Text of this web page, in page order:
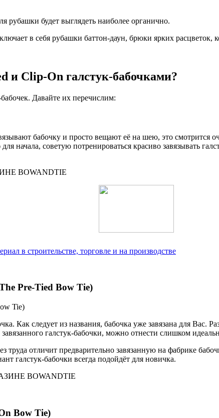
рубашки будет выглядеть наиболее органично.
в себя рубашки баттон-даун, брюки ярких
и Clip-On галстук-бабочками?
Давайте их перечислим:
бабочку и просто вещают её на шею, это смотрится
начала, советую потренироваться красиво завязывать
BOWANDTIE
в строительстве, торговле и на производстве
Pre-Tied Bow Tie)
Tie)
Как следует из названия, бабочка уже завязана для Вас.
галстук-бабочки, можно отнести слишком
отличит предварительно завязанную на фабрике
галстук-бабочки всегда подойдёт для новичка.
BOWANDTIE
Bow Tie)